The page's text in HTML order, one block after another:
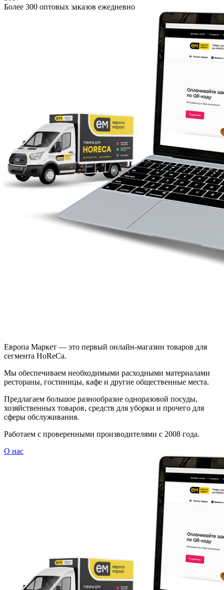
Более 300 оптовых заказов ежедневно
Европа Маркет — это первый онлайн-магазин товаров для
сегмента HoReCa.
Мы обеспечиваем необходимыми расходными материалами
рестораны, гостиницы, кафе и другие общественные места.
Предлагаем большое разнообразие одноразовой посуды,
хозяйственных товаров, средств для уборки и прочего для
сферы обслуживания.
Работаем с проверенными производителями с 2008 года.
О нас